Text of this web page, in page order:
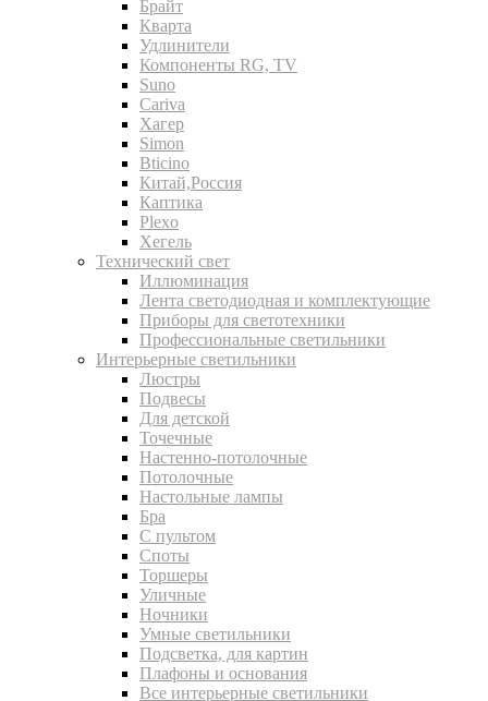
Брайт
Кварта
Удлинители
Компоненты RG, TV
Suno
Cariva
Хагер
Simon
Bticino
Китай,Россия
Каптика
Plexo
Хегель
Технический свет
Иллюминация
Лента светодиодная и комплектующие
Приборы для светотехники
Профессиональные светильники
Интерьерные светильники
Люстры
Подвесы
Для детской
Точечные
Настенно-потолочные
Потолочные
Настольные лампы
Бра
С пультом
Споты
Торшеры
Уличные
Ночники
Умные светильники
Подсветка, для картин
Плафоны и основания
Все интерьерные светильники